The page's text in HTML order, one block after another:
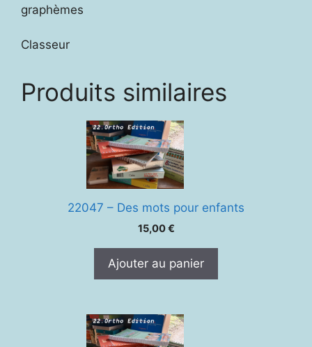
graphèmes
Classeur
Produits similaires
22047 – Des mots pour enfants
15,00€
Ajouter au panier